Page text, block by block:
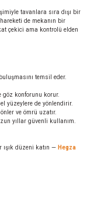
tavanlara sıra dışı bir
hareketi de mekanın bir
çekici ama kontrolü elden
temsil eder.
konforunu korur.
yüzeylere de yönlendirir.
ve ömrü uzatır.
yıllar güvenli kullanım.
ışık düzeni katın — Hegza